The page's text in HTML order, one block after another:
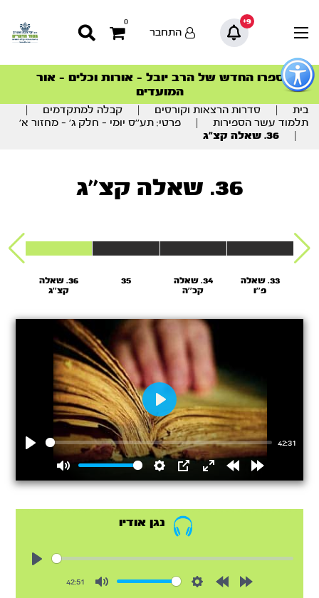
כפתור
לפתיחת
תפריט
9+
0
התחבר
סדרות הפודקאסטים
הסדרה המובילה החודש – דרך המלך
ספרו החדש של הרב יובל – אורות וכלים – אור
המועדים
הצטרפו למהפכת הבריאות הטבעית >
סדרות הפודקאסטים
הסדרה המובילה החודש – דרך המלך
תוכן
מרכזי
בית סדרות הרצאות וקורסים קבלה למתקדמים
תלמוד עשר הספירות
פרטי: תע’’ס יומי – חלק ג’ – מחזור א’
36. שאלה קצ”ג
36. שאלה קצ''ג
33. שאלה
פ''ו
34. שאלה
קכ''ה
35
36. שאלה
קצ''ג
42:31
Mute Settings
PIP
EnterRewindForward
Play
נגן אודיו
42:51